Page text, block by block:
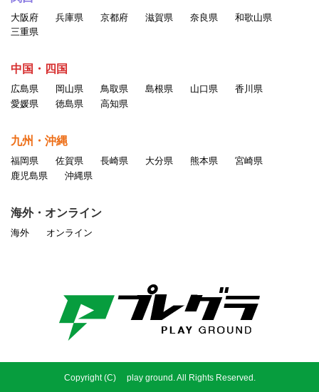
大阪府 兵庫県 京都府 滋賀県 奈良県
和歌山県
三重県
中国・四国
広島県 岡山県 鳥取県 島根県 山口県
香川県
愛媛県
徳島県 高知県
九州・沖縄
福岡県 佐賀県 長崎県 大分県 熊本県
宮崎県
鹿児島県
沖縄県
海外・オンライン
海外 オンライン
Copyright (C) play ground. All Rights Reserved.